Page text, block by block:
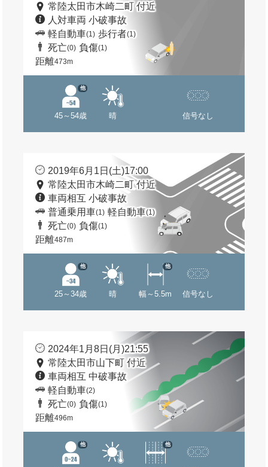
常陸太田市木崎二町 付近
人対車両 小破事故
軽自動車(1) 歩行者(1)
死亡(0) 負傷(1)
距離473m
45～54歳
他
晴 信号なし
2019年6月1日(土)17:00
常陸太田市木崎二町 付近
車両相互 小破事故
普通乗用車(1) 軽自動車(1)
死亡(0) 負傷(1)
距離487m
25～34歳
他
晴 幅～5.5m
他
信号なし
2024年1月8日(月)21:55
常陸太田市山下町 付近
車両相互 中破事故
軽自動車(2)
死亡(0) 負傷(1)
距離496m
他 他